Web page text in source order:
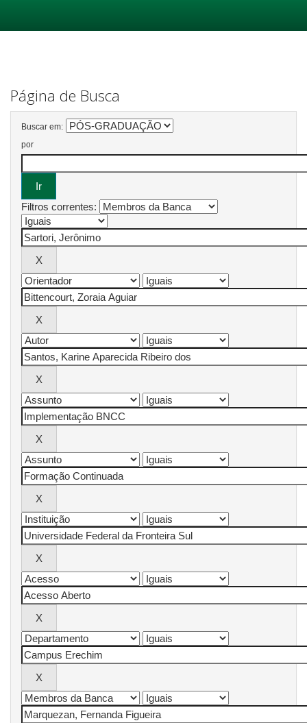
Página de Busca
Buscar em:
por
Filtros correntes: